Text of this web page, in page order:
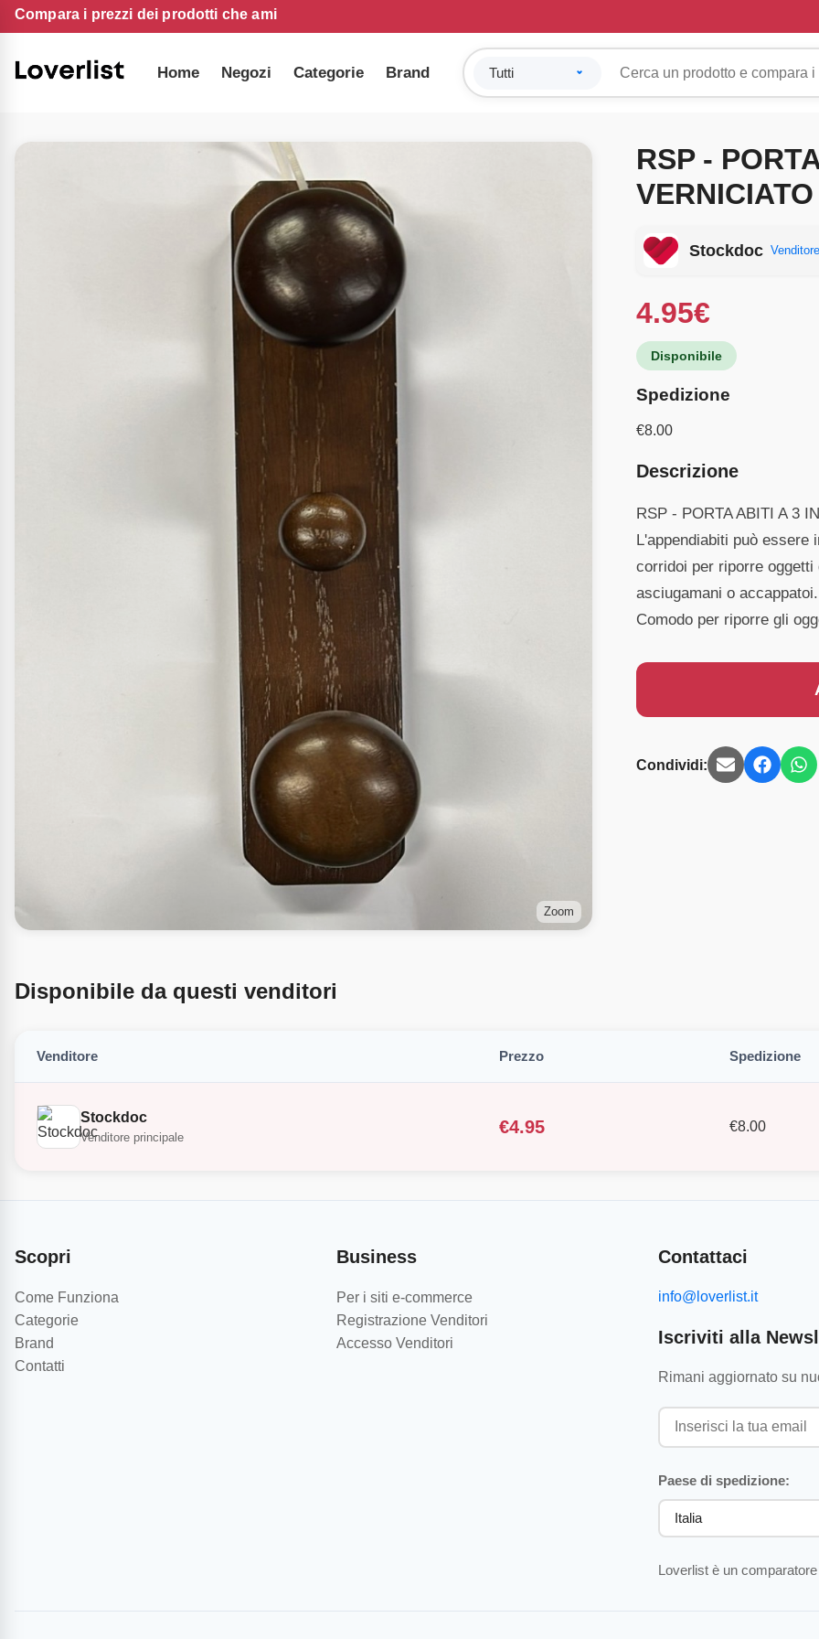
Compara i prezzi dei prodotti che ami
Home Negozi Categorie Brand
Zoom
RSP -
Stockdoc
4.95€
Disponibile
Spedizione
€8.00
Descrizione
RSP - PORTA ABITI A 3
L'appendiabiti può essere
corridoi per riporre
asciugamani o accappatoi.
Comodo per riporre gli
Condividi:
Disponibile da questi venditori
Venditore Prezzo Spedizione
Stockdoc
Venditore principale
€4.95 €8.00
Scopri
Come Funziona
Categorie
Brand
Contatti
Business
Per i siti e-commerce
Registrazione Venditori
Accesso Venditori
Contattaci
info@loverlist.it
Iscriviti alla
Rimani aggiornato su
Paese di spedizione:
Loverlist è un